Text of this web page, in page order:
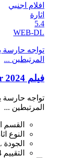
افلام اجنبي
اثارة
5.4
WEB-DL
تواجه حارسة
المرتبطين ...
فيلم The Defender 2024 مترجم HD
تواجه حارسة
المرتبطين ...
القسم
النوع
الجودة
التقييم